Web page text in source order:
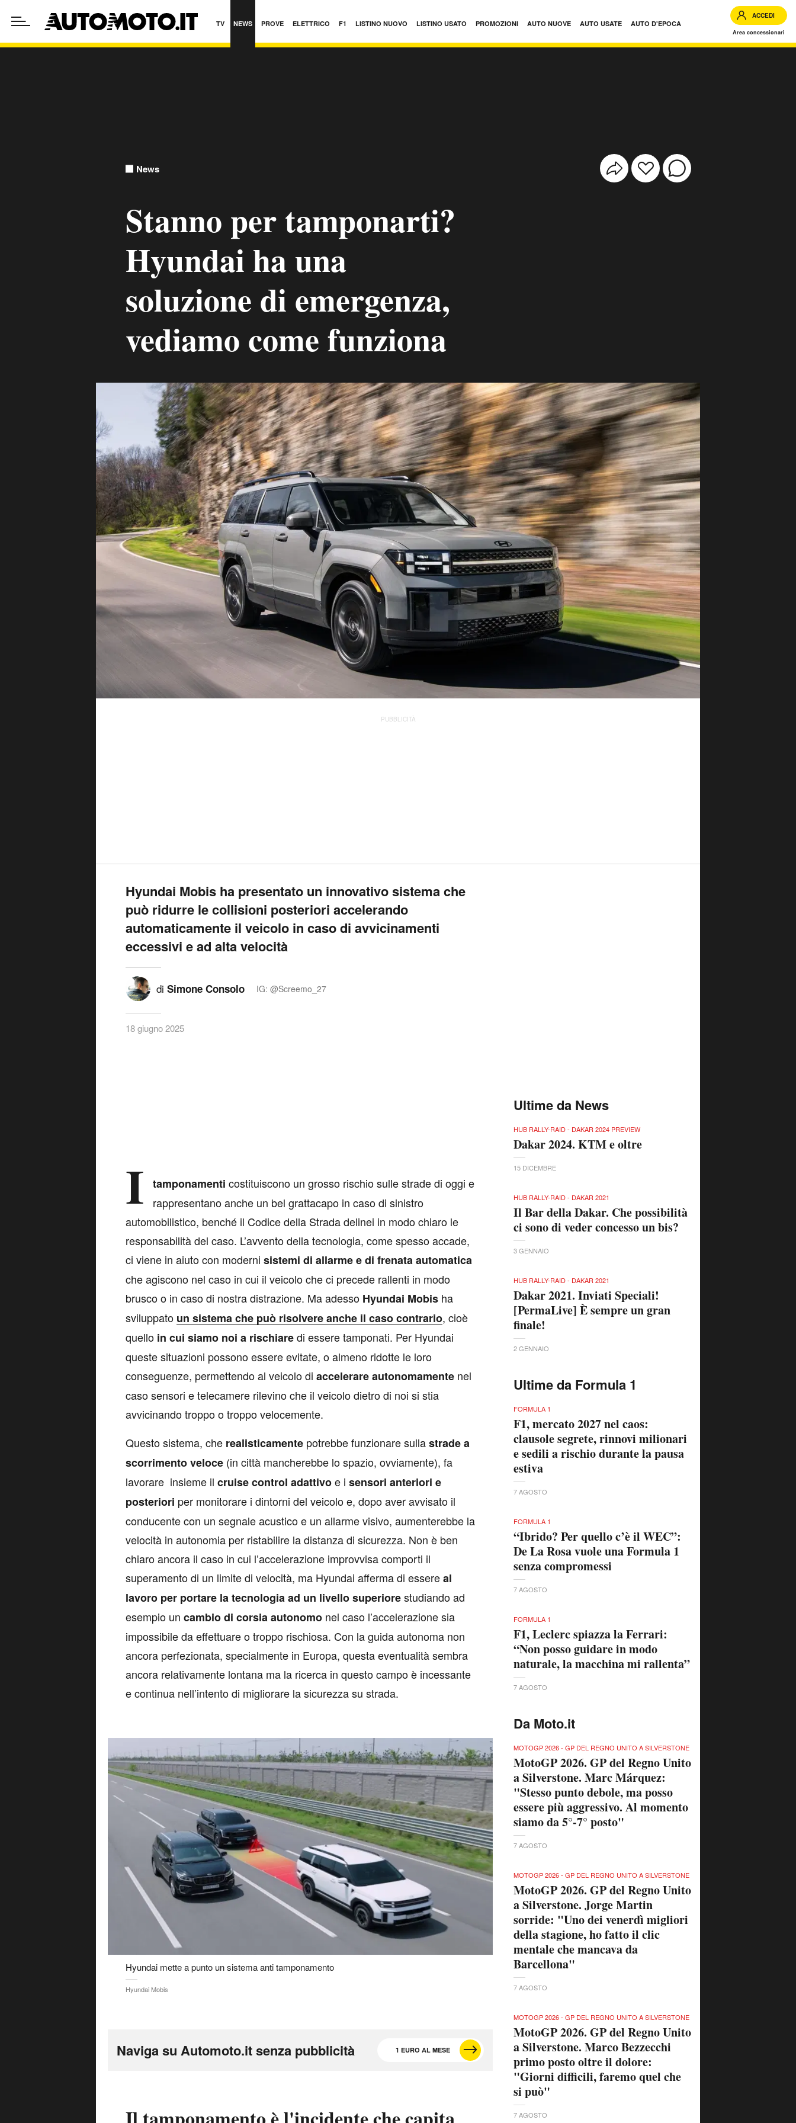
TV NEWS PROVE ELETTRICO F1 LISTINO NUOVO LISTINO USATO PROMOZIONI AUTO NUOVE AUTO USATE AUTO D'EPOCA
ACCEDI
Area concessionari
News
Stanno per tamponarti?
Hyundai ha una
soluzione di emergenza,
vediamo come funziona
PUBBLICITÀ
Hyundai Mobis ha presentato un innovativo sistema che
può ridurre le collisioni posteriori accelerando
automaticamente il veicolo in caso di avvicinamenti
eccessivi e ad alta velocità
di Simone Consolo IG: @Screemo_27
18 giugno 2025
I tamponamenti costituiscono un grosso rischio sulle strade di oggi e
rappresentano anche un bel grattacapo in caso di sinistro
automobilistico, benché il Codice della Strada delinei in modo chiaro le
responsabilità del caso. L’avvento della tecnologia, come spesso accade,
ci viene in aiuto con moderni sistemi di allarme e di frenata automatica
che agiscono nel caso in cui il veicolo che ci precede rallenti in modo
brusco o in caso di nostra distrazione. Ma adesso Hyundai Mobis ha
sviluppato un sistemache può risolvere anche il caso contrario, cioè
quello in cui siamo noi a rischiaredi essere tamponati. Per Hyundai
queste situazioni possono essere evitate, o almeno ridotte le loro
conseguenze, permettendo al veicolo di accelerare autonomamente nel
caso sensori e telecamere rilevino che il veicolo dietro di noi si stia
avvicinando troppo o troppo velocemente.
Questo sistema, che realisticamente potrebbe funzionare sullastrade a
scorrimento veloce (in città mancherebbe lo spazio, ovviamente), fa
lavorare insieme il cruise control adattivoe i sensori anteriori e
posteriori per monitorare i dintorni del veicolo e, dopo aver avvisato il
conducente con un segnale acustico e un allarme visivo, aumenterebbe la
velocità in autonomia per ristabilire la distanza di sicurezza. Non è ben
chiaro ancora il caso in cui l’accelerazione improvvisa comporti il
superamento di un limite di velocità, ma Hyundai afferma di essereal
lavoro per portare la tecnologia ad un livello superiorestudiando ad
esempio un cambio di corsia autonomo nel caso l’accelerazione sia
impossibile da effettuare o troppo rischiosa. Con la guida autonoma non
ancora perfezionata, specialmente in Europa, questa eventualità sembra
ancora relativamente lontana ma la ricerca in questo campo è incessante
e continua nell’intento di migliorare la sicurezza su strada.
Hyundai mette a punto un sistema anti tamponamento
Hyundai Mobis
Naviga su Automoto.it senza pubblicità 1 EURO AL MESE
Ultime da News
HUB RALLY-RAID - DAKAR 2024 PREVIEW
Dakar 2024. KTM e oltre
15 DICEMBRE
HUB RALLY-RAID - DAKAR 2021
Il Bar della Dakar. Che possibilità
ci sono di veder concesso un bis?
3 GENNAIO
HUB RALLY-RAID - DAKAR 2021
Dakar 2021. Inviati Speciali!
[PermaLive] È sempre un gran
finale!
2 GENNAIO
Ultime da Formula 1
FORMULA 1
F1, mercato 2027 nel caos:
clausole segrete, rinnovi milionari
e sedili a rischio durante la pausa
estiva
7 AGOSTO
FORMULA 1
“Ibrido? Per quello c’è il WEC”:
De La Rosa vuole una Formula 1
senza compromessi
7 AGOSTO
FORMULA 1
F1, Leclerc spiazza la Ferrari:
“Non posso guidare in modo
naturale, la macchina mi rallenta”
7 AGOSTO
Da Moto.it
MOTOGP 2026 - GP DEL REGNO UNITO A SILVERSTONE
MotoGP 2026. GP del Regno Unito
a Silverstone. Marc Márquez:
"Stesso punto debole, ma posso
essere più aggressivo. Al momento
siamo da 5°-7° posto"
7 AGOSTO
MOTOGP 2026 - GP DEL REGNO UNITO A SILVERSTONE
MotoGP 2026. GP del Regno Unito
a Silverstone. Jorge Martin
sorride: "Uno dei venerdì migliori
della stagione, ho fatto il clic
mentale che mancava da
Barcellona"
7 AGOSTO
MOTOGP 2026 - GP DEL REGNO UNITO A SILVERSTONE
MotoGP 2026. GP del Regno Unito
a Silverstone. Marco Bezzecchi
primo posto oltre il dolore:
"Giorni difficili, faremo quel che
si può"
7 AGOSTO